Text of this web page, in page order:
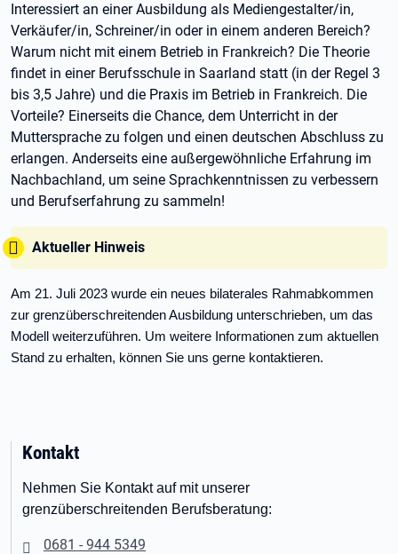
Interessiert an einer Ausbildung als Mediengestalter/in,
Verkäufer/in, Schreiner/in oder in einem anderen Bereich?
Warum nicht mit einem Betrieb in Frankreich? Die Theorie
findet in einer Berufsschule in Saarland statt (in der Regel 3
bis 3,5 Jahre) und die Praxis im Betrieb in Frankreich. Die
Vorteile? Einerseits die Chance, dem Unterricht in der
Muttersprache zu folgen und einen deutschen Abschluss zu
erlangen. Anderseits eine außergewöhnliche Erfahrung im
Nachbachland, um seine Sprachkenntnissen zu verbessern
und Berufserfahrung zu sammeln!
Tipp:
Aktueller Hinweis
Am 21. Juli 2023 wurde ein neues bilaterales Rahmabkommen
zur grenzüberschreitenden Ausbildung unterschrieben, um das
Modell weiterzuführen. Um weitere Informationen zum aktuellen
Stand zu erhalten, können Sie uns gerne kontaktieren.
Kontakt
Nehmen Sie Kontakt auf mit unserer
grenzüberschreitenden Berufsberatung:
0681 - 944 5349